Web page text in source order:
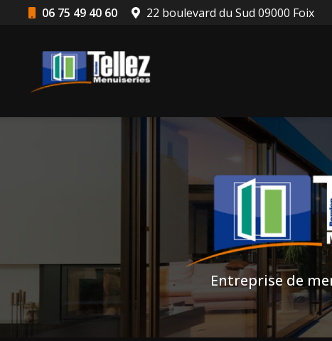
06 75 49 40 60 22 boulevard du Sud 09000 Foix
Entreprise de